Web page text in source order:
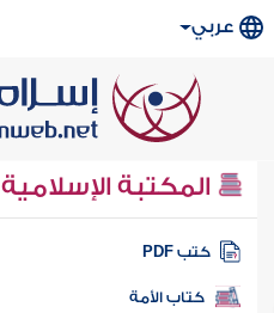
عربي
المكتبة الإسلامية
كتب PDF